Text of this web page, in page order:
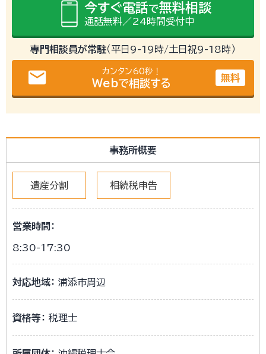
今すぐ電話で無料相談
通話無料／24時間受付中
専門相談員が常駐（平日9-19時/土日祝9-18時）
email カンタン60秒！
Webで相談する 無料
事務所概要
遺産分割 相続税申告
営業時間：
8:30-17:30
対応地域： 浦添市周辺
資格等： 税理士